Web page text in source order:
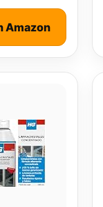
Amazon